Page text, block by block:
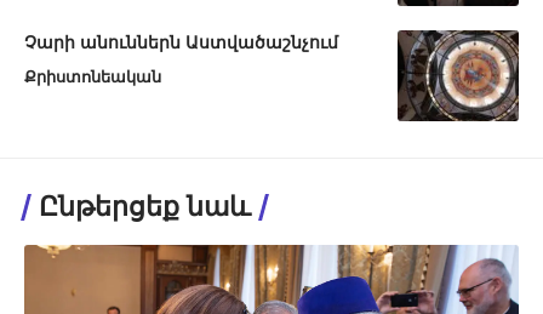
Չարի անուններն Աստվածաշնչում
Քրիստոնեական
Ընթերցեք նաև